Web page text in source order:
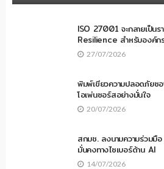
ISO 27001 จะกลายเป็น
Resilience สำหรับองค์ก
27/07/2026
พิมพ์เขียวความปลอดภัยซ
โอเพ่นซอร์สอย่างมั่นใจ
20/07/2026
สกมช. ลงนามความร่วมมื
มั่นคงทางไซเบอร์ด้าน AI
14/07/2026